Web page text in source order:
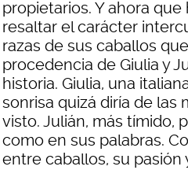
propietarios. Y ahora
resaltar el carácter
razas de sus caballos
procedencia de Giulia y
historia. Giulia, una
sonrisa quizá diría de las
visto. Julián, más tímido,
como en sus palabras.
entre caballos, su pasión